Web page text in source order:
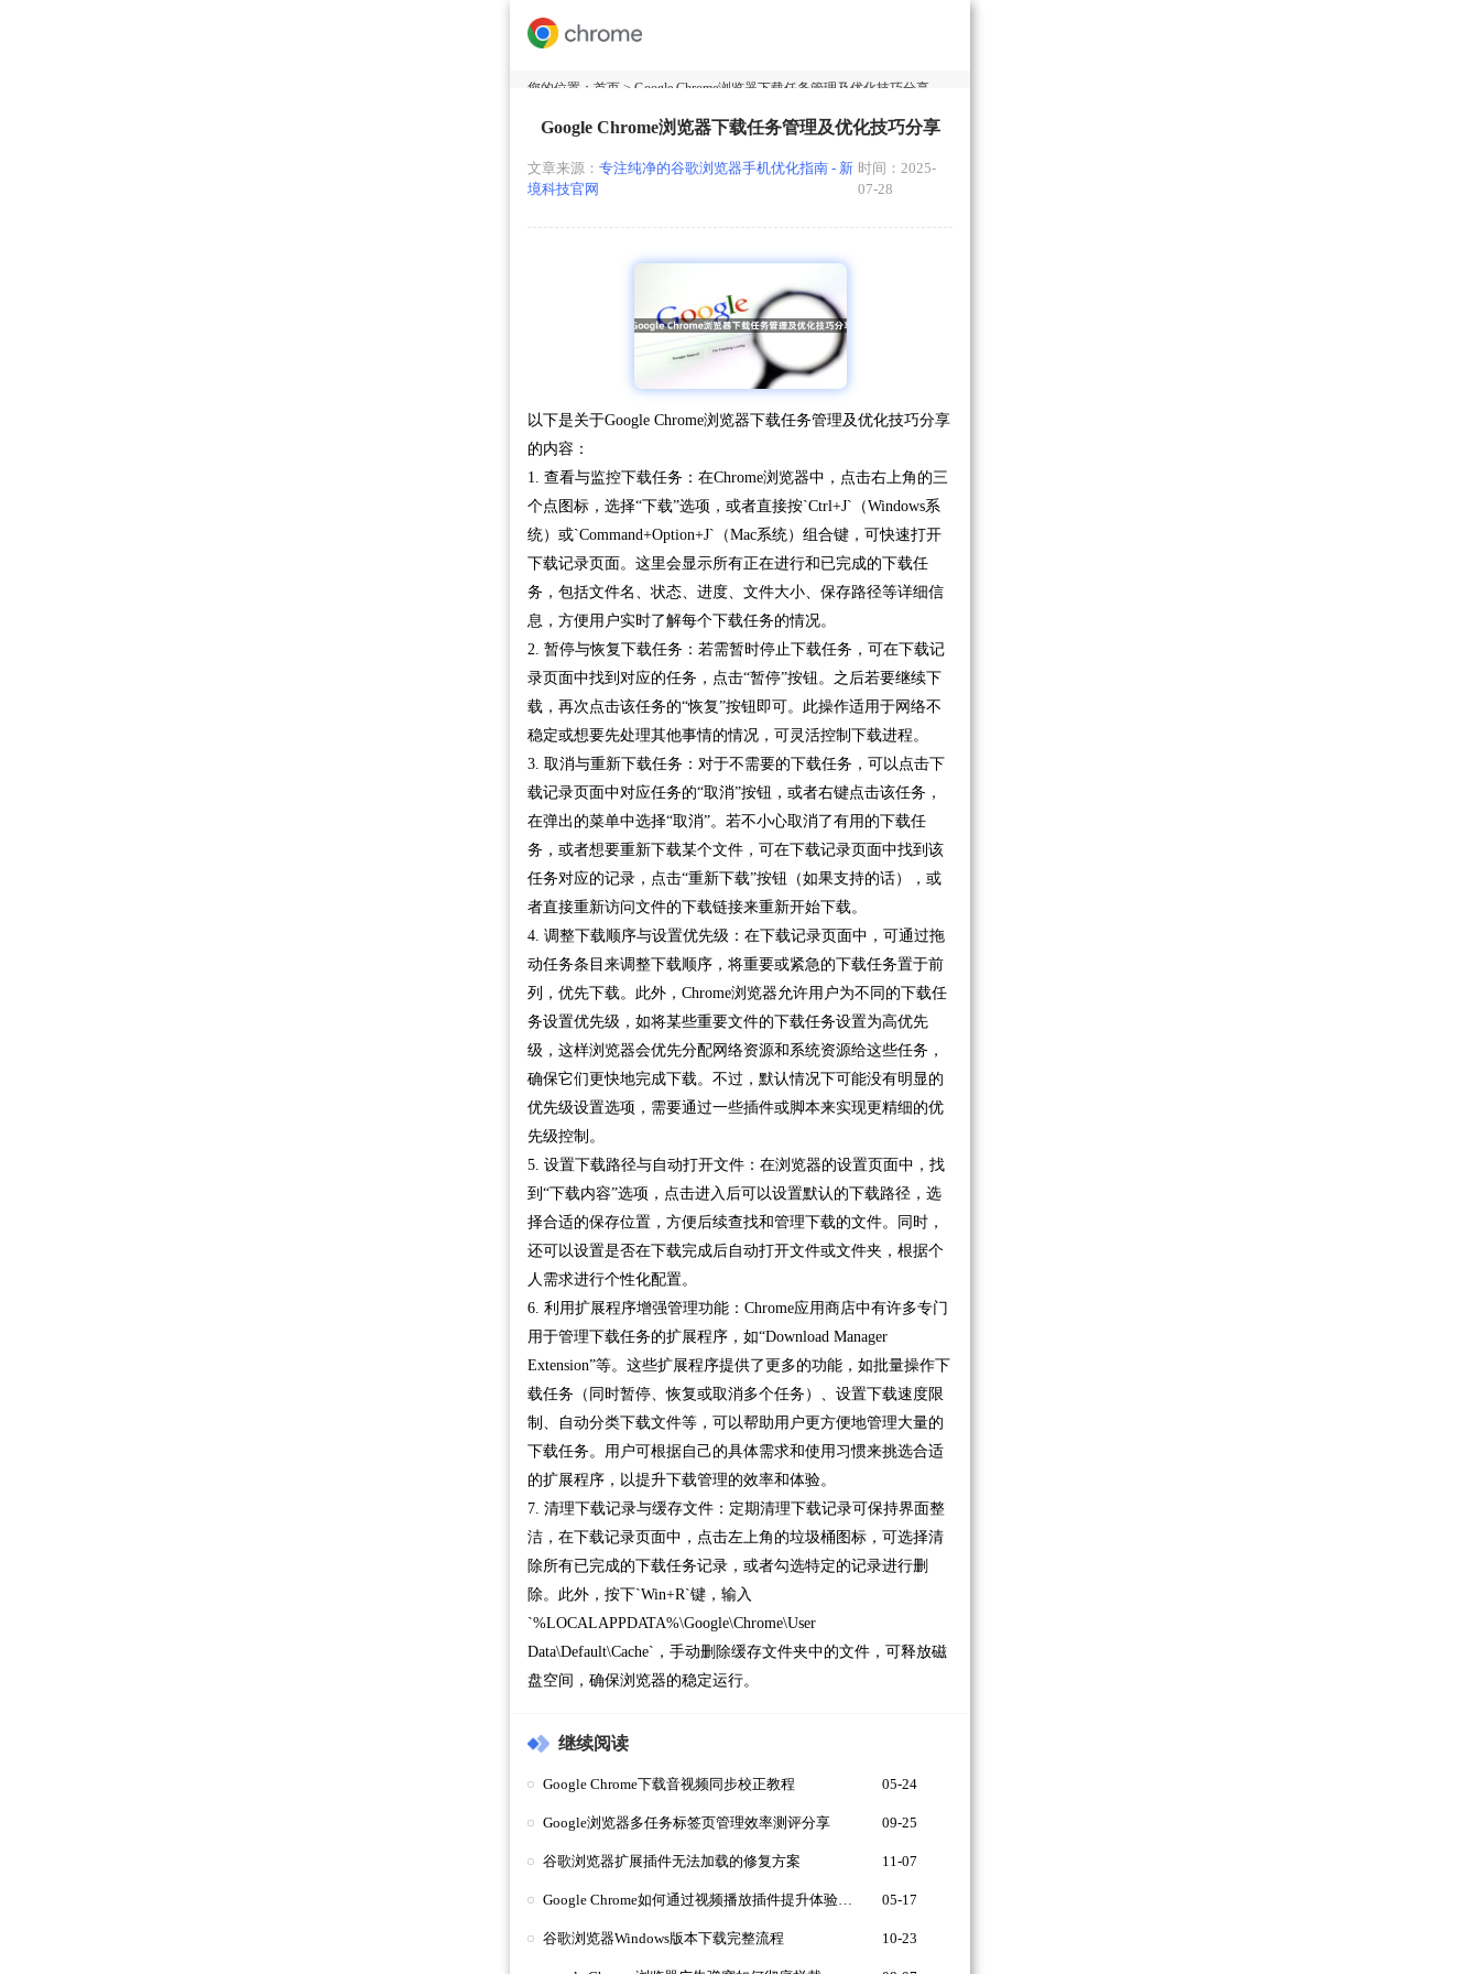
您的位置： 首页 > Google Chrome浏览器下载任务管理及优化技巧分享
Google Chrome浏览器下载任务管理及优化技巧分享
文章来源： 专注纯净的谷歌浏览器手机优化指南 - 新
境科技官网
时间：2025-
07-28
以下是关于Google Chrome浏览器下载任务管理及优化技巧分享
的内容：
1. 查看与监控下载任务：在Chrome浏览器中，点击右上角的三
个点图标，选择“下载”选项，或者直接按`Ctrl+J`（Windows系
统）或`Command+Option+J`（Mac系统）组合键，可快速打开
下载记录页面。这里会显示所有正在进行和已完成的下载任
务，包括文件名、状态、进度、文件大小、保存路径等详细信
息，方便用户实时了解每个下载任务的情况。
2. 暂停与恢复下载任务：若需暂时停止下载任务，可在下载记
录页面中找到对应的任务，点击“暂停”按钮。之后若要继续下
载，再次点击该任务的“恢复”按钮即可。此操作适用于网络不
稳定或想要先处理其他事情的情况，可灵活控制下载进程。
3. 取消与重新下载任务：对于不需要的下载任务，可以点击下
载记录页面中对应任务的“取消”按钮，或者右键点击该任务，
在弹出的菜单中选择“取消”。若不小心取消了有用的下载任
务，或者想要重新下载某个文件，可在下载记录页面中找到该
任务对应的记录，点击“重新下载”按钮（如果支持的话），或
者直接重新访问文件的下载链接来重新开始下载。
4. 调整下载顺序与设置优先级：在下载记录页面中，可通过拖
动任务条目来调整下载顺序，将重要或紧急的下载任务置于前
列，优先下载。此外，Chrome浏览器允许用户为不同的下载任
务设置优先级，如将某些重要文件的下载任务设置为高优先
级，这样浏览器会优先分配网络资源和系统资源给这些任务，
确保它们更快地完成下载。不过，默认情况下可能没有明显的
优先级设置选项，需要通过一些插件或脚本来实现更精细的优
先级控制。
5. 设置下载路径与自动打开文件：在浏览器的设置页面中，找
到“下载内容”选项，点击进入后可以设置默认的下载路径，选
择合适的保存位置，方便后续查找和管理下载的文件。同时，
还可以设置是否在下载完成后自动打开文件或文件夹，根据个
人需求进行个性化配置。
6. 利用扩展程序增强管理功能：Chrome应用商店中有许多专门
用于管理下载任务的扩展程序，如“Download Manager
Extension”等。这些扩展程序提供了更多的功能，如批量操作下
载任务（同时暂停、恢复或取消多个任务）、设置下载速度限
制、自动分类下载文件等，可以帮助用户更方便地管理大量的
下载任务。用户可根据自己的具体需求和使用习惯来挑选合适
的扩展程序，以提升下载管理的效率和体验。
7. 清理下载记录与缓存文件：定期清理下载记录可保持界面整
洁，在下载记录页面中，点击左上角的垃圾桶图标，可选择清
除所有已完成的下载任务记录，或者勾选特定的记录进行删
除。此外，按下`Win+R`键，输入
`%LOCALAPPDATA%\Google\Chrome\User
Data\Default\Cache`，手动删除缓存文件夹中的文件，可释放磁
盘空间，确保浏览器的稳定运行。
继续阅读
Google Chrome下载音视频同步校正教程 05-24
Google浏览器多任务标签页管理效率测评分享 09-25
谷歌浏览器扩展插件无法加载的修复方案 11-07
05-17
谷歌浏览器Windows版本下载完整流程 10-23